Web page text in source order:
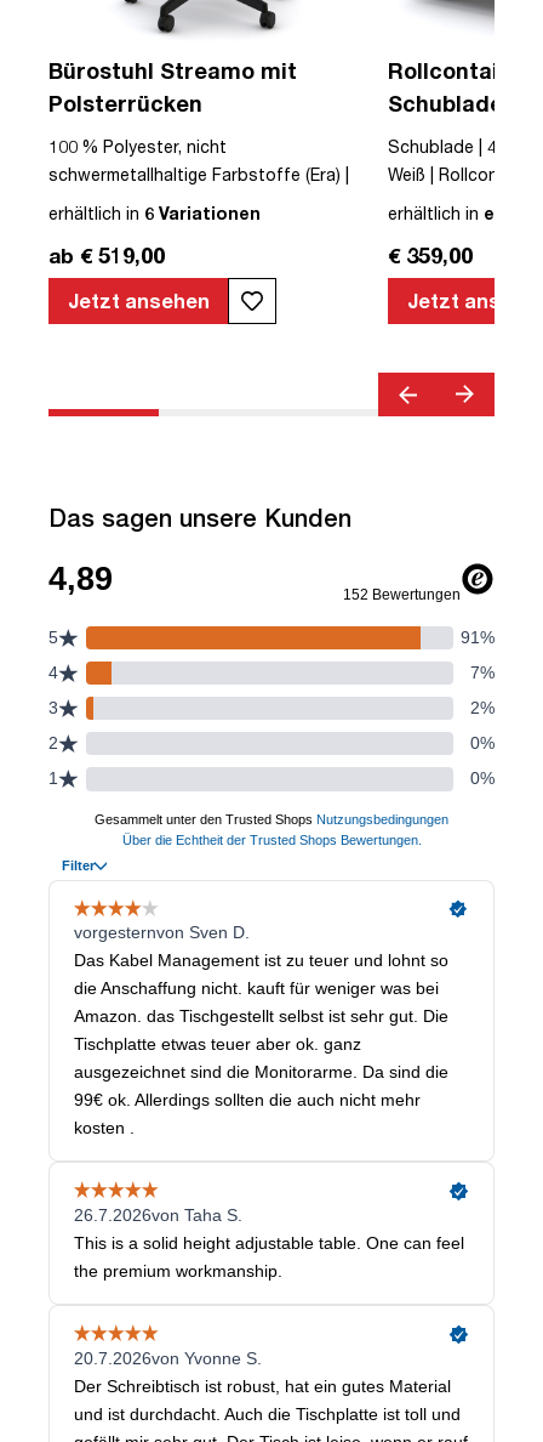
Bürostuhl Streamo mit
Polsterrücken
100 % Polyester, nicht
schwermetallhaltige Farbstoffe (Era) |
Textil | Schwarz | Schwarz | Drehstuhl |
Streamo | bis zu 120 kg | TÜV©
geprüfte Sicherheit | TÜV© geprüfte
Ergonomie | Quality Office© | TÜV©
erhältlich in 6 Variationen
ab € 519,00
Jetzt ansehen
Rollcontainer
Schubladen
mit Griffen
Schublade | 4 |
Weiß |
Griff | mit
TÜV© mobiles
erhältlich in einer
€ 359,00
Jetzt
Das sagen unsere Kunden